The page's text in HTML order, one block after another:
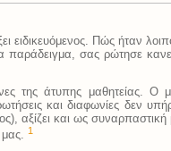
ειδικευόμενος. Πώς ήταν
παράδειγμα, σας ρώτησε
της άτυπης μαθητείας. Ο
και διαφωνίες δεν
αξίζει και ως συναρπαστική
1